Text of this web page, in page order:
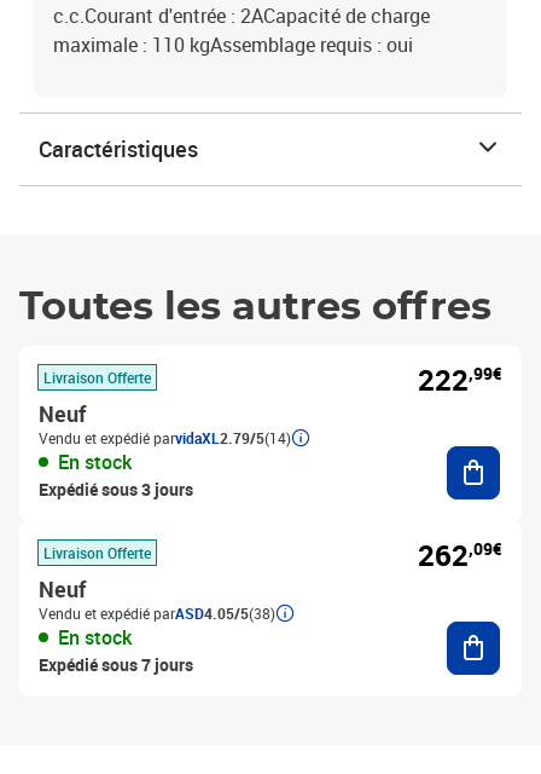
c.c.Courant d'entrée : 2ACapacité de charge
maximale : 110 kgAssemblage requis : oui
Caractéristiques
Toutes les autres offres
Livraison Offerte
Neuf
Vendu et expédié parvidaXL 2.79/5(14)
En stock
Expédié sous 3 jours
222,99€
Livraison Offerte
Neuf
Vendu et expédié parASD4.05/5(38)
En stock
Expédié sous 7 jours
262,09€